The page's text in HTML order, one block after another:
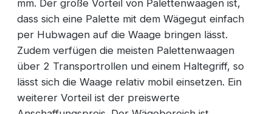
mm. Der große Vorteil von Palettenwaagen ist,
dass sich eine Palette mit dem Wägegut einfach
per Hubwagen auf die Waage bringen lässt.
Zudem verfügen die meisten Palettenwaagen
über 2 Transportrollen und einem Haltegriff, so
lässt sich die Waage relativ mobil einsetzen. Ein
weiterer Vorteil ist der preiswerte